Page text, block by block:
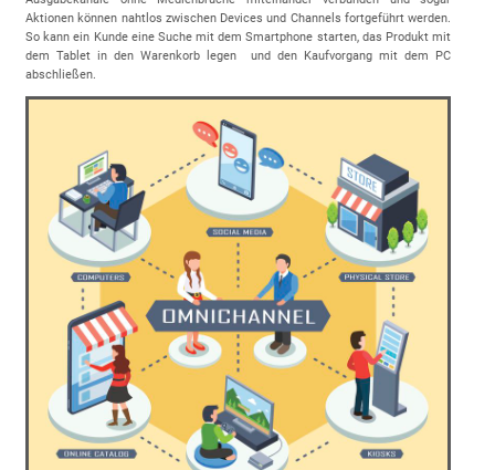
Aktionen können nahtlos zwischen Devices und Channels fortgeführt werden.
So kann ein Kunde eine Suche mit dem Smartphone starten, das Produkt mit
dem Tablet in den Warenkorb legen und den Kaufvorgang mit dem PC
abschließen.